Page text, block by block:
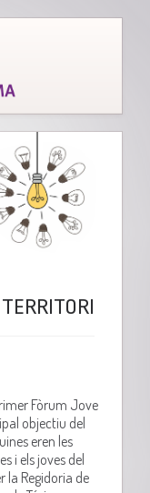
Fòrum Jove
objectiu del
eren les
i els joves del
la Regidoria de